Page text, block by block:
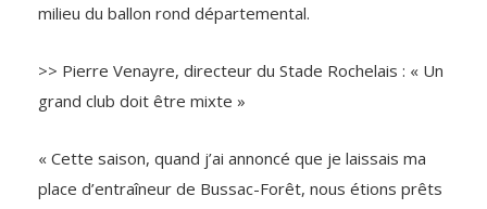
milieu du ballon rond départemental.
>> Pierre Venayre, directeur du Stade Rochelais : « Un
grand club doit être mixte »
« Cette saison, quand j’ai annoncé que je laissais ma
place d’entraîneur de Bussac-Forêt, nous étions prêts